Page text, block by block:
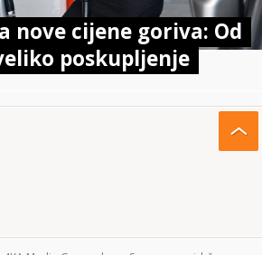
nove cijene goriva: Od
poskupljenje